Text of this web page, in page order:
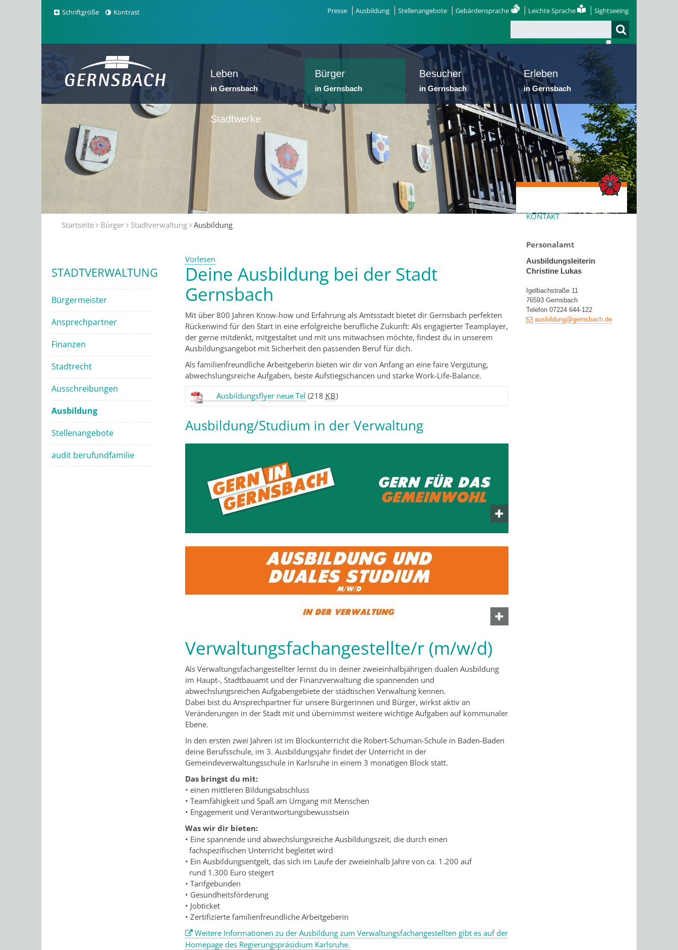
Schriftgröße Kontrast Presse Ausbildung Stellenangebote Gebärdensprache Leichte Sprache Sightseeing
Leben
in Gernsbach
Bürger
in Gernsbach
Besucher
in Gernsbach
Erleben
in Gernsbach
Stadtwerke
Startseite Bürger Stadtverwaltung Ausbildung
STADTVERWALTUNG
Bürgermeister
Ansprechpartner
Finanzen
Stadtrecht
Ausschreibungen
Ausbildung
Stellenangebote
audit berufundfamilie
Vorlesen
Deine Ausbildung bei der Stadt
Gernsbach
Mit über 800 Jahren Know-how und Erfahrung als Amtsstadt bietet dir Gernsbach perfekten
Rückenwind für den Start in eine erfolgreiche berufliche Zukunft: Als engagierter Teamplayer,
der gerne mitdenkt, mitgestaltet und mit uns mitwachsen möchte, findest du in unserem
Ausbildungsangebot mit Sicherheit den passenden Beruf für dich.
Als familienfreundliche Arbeitgeberin bieten wir dir von Anfang an eine faire Vergütung,
abwechslungsreiche Aufgaben, beste Aufstiegschancen und starke Work-Life-Balance.
Ausbildungsflyer neue Tel (218 KB)
Ausbildung/Studium in der Verwaltung
Verwaltungsfachangestellte/r (m/w/d)
Als Verwaltungsfachangestellter lernst du in deiner zweieinhalbjährigen dualen Ausbildung
im Haupt-, Stadtbauamt und der Finanzverwaltung die spannenden und
abwechslungsreichen Aufgabengebiete der städtischen Verwaltung kennen.
Dabei bist du Ansprechpartner für unsere Bürgerinnen und Bürger, wirkst aktiv an
Veränderungen in der Stadt mit und übernimmst weitere wichtige Aufgaben auf kommunaler
Ebene.
In den ersten zwei Jahren ist im Blockunterricht die Robert-Schuman-Schule in Baden-Baden
deine Berufsschule, im 3. Ausbildungsjahr findet der Unterricht in der
Gemeindeverwaltungsschule in Karlsruhe in einem 3 monatigen Block statt.
Das bringst du mit:
• einen mittleren Bildungsabschluss
• Teamfähigkeit und Spaß am Umgang mit Menschen
• Engagement und Verantwortungsbewusstsein
Was wir dir bieten:
• Eine spannende und abwechslungsreiche Ausbildungszeit, die durch einen
fachspezifischen Unterricht begleitet wird
• Ein Ausbildungsentgelt, das sich im Laufe der zweieinhalb Jahre von ca. 1.200 auf
rund 1.300 Euro steigert
• Tarifgebunden
• Gesundheitsförderung
• Jobticket
• Zertifizierte familienfreundliche Arbeitgeberin
Weitere Informationen zu der Ausbildung zum Verwaltungsfachangestellten gibt es auf der
Homepage des Regierungspräsidium Karlsruhe.
KONTAKT
Personalamt
Ausbildungsleiterin
Christine Lukas
Igelbachstraße 11
76593 Gernsbach
Telefon 07224 644-122
ausbildung@gernsbach.de